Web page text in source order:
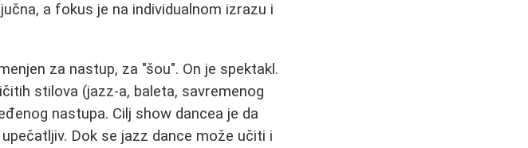
a fokus je na individualnom izrazu i
za nastup, za "šou". On je spektakl.
stilova (jazz-a, baleta, savremenog
nastupa. Cilj show dancea je da
Dok se jazz dance može učiti i